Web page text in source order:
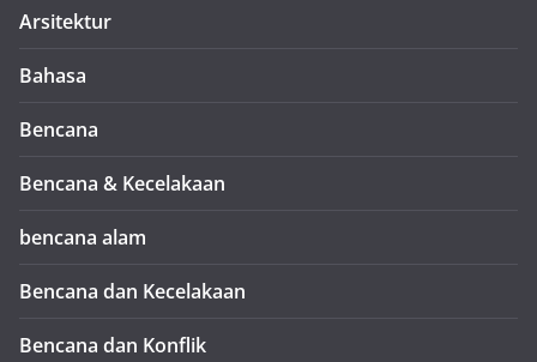
Arsitektur
Bahasa
Bencana
Bencana & Kecelakaan
bencana alam
Bencana dan Kecelakaan
Bencana dan Konflik